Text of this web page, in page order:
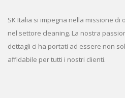
SK Italia si impegna nella missione di
nel settore cleaning. La nostra
dettagli ci ha portati ad essere non
affidabile per tutti i nostri clienti.